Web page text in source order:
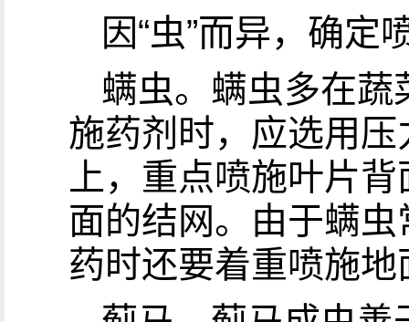
因“虫”而异，确定
螨虫。螨虫多在蔬
施药剂时，应选用
上，重点喷施叶片
面的结网。由于螨
药时还要着重喷施地